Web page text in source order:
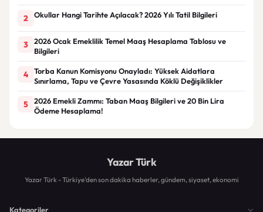
2 Okullar Hangi Tarihte Açılacak? 2026 Yılı Tatil Bilgileri
3
2026 Ocak Emeklilik Temel Maaş Hesaplama Tablosu ve
Bilgileri
4
Torba Kanun Komisyonu Onayladı: Yüksek Aidatlara
Sınırlama, Tapu ve Çevre Yasasında Köklü Değişiklikler
5
2026 Emekli Zammı: Taban Maaş Bilgileri ve 20 Bin Lira
Ödeme Hesaplama!
Yazar Türk
Yazar Türk - Türkiye'den son dakika haberler, gündem, siyaset, ekonomi
Kategoriler